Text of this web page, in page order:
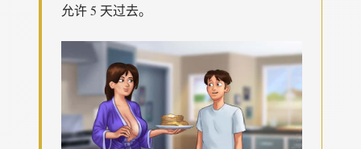
允许 5 天过去。